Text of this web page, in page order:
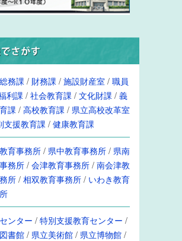
務課 / 財務課 /施設財産室 /職員
利課 /社会教育課 /文化財課 /義
課 /高校教育課 / 県立高校改革室
支援教育課 /健康教育課
育事務所/ 県中教育事務所/ 県南
務所/会津教育事務所/南会津教
所/相双教育事務所/ いわき教育
ンター /特別支援教育センター /
書館/ 県立美術館/ 県立博物館/